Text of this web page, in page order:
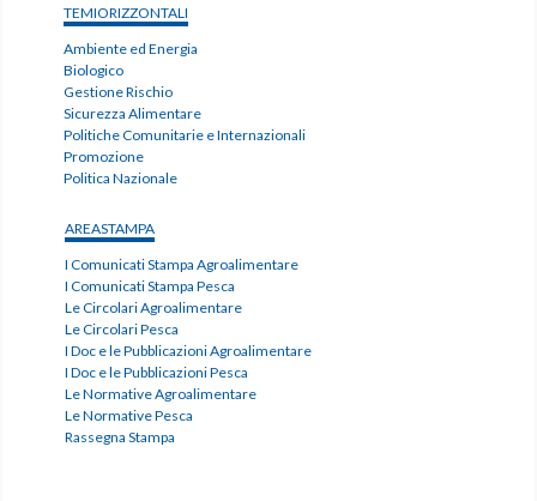
TEMIORIZZONTALI
Ambiente ed Energia
Biologico
Gestione Rischio
Sicurezza Alimentare
Politiche Comunitarie e Internazionali
Promozione
Politica Nazionale
AREASTAMPA
I Comunicati Stampa Agroalimentare
I Comunicati Stampa Pesca
Le Circolari Agroalimentare
Le Circolari Pesca
I Doc e le Pubblicazioni Agroalimentare
I Doc e le Pubblicazioni Pesca
Le Normative Agroalimentare
Le Normative Pesca
Rassegna Stampa